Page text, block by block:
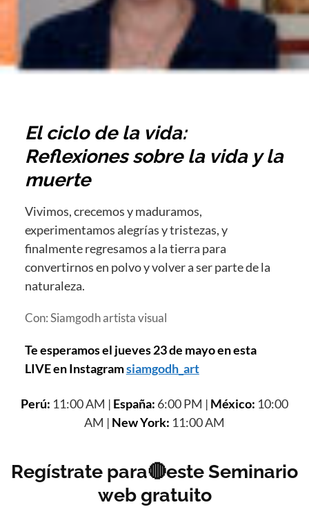
El ciclo de la vida:
Reflexiones sobre la vida y la
muerte
Vivimos, crecemos y maduramos,
experimentamos alegrías y tristezas, y
finalmente regresamos a la tierra para
convertirnos en polvo y volver a ser parte de la
naturaleza.
Con: Siamgodh artista visual
Te esperamos el jueves 23 de mayo en esta
LIVE en Instagramsiamgodh_art
Perú: 11:00 AM | España: 6:00 PM | México: 10:00
AM | New York: 11:00 AM
Regístrate para🔴este Seminario
web gratuito